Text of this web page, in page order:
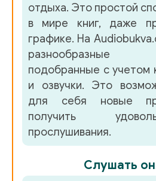
отдыха. Это простой
в мире книг, даже
графике. На
разнообразные
подобранные с учетом
и озвучки. Это
для себя новые
получить
прослушивания.
Слушать